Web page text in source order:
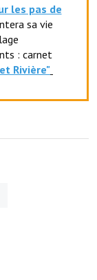
les pas de
sa vie
: carnet
Rivière"